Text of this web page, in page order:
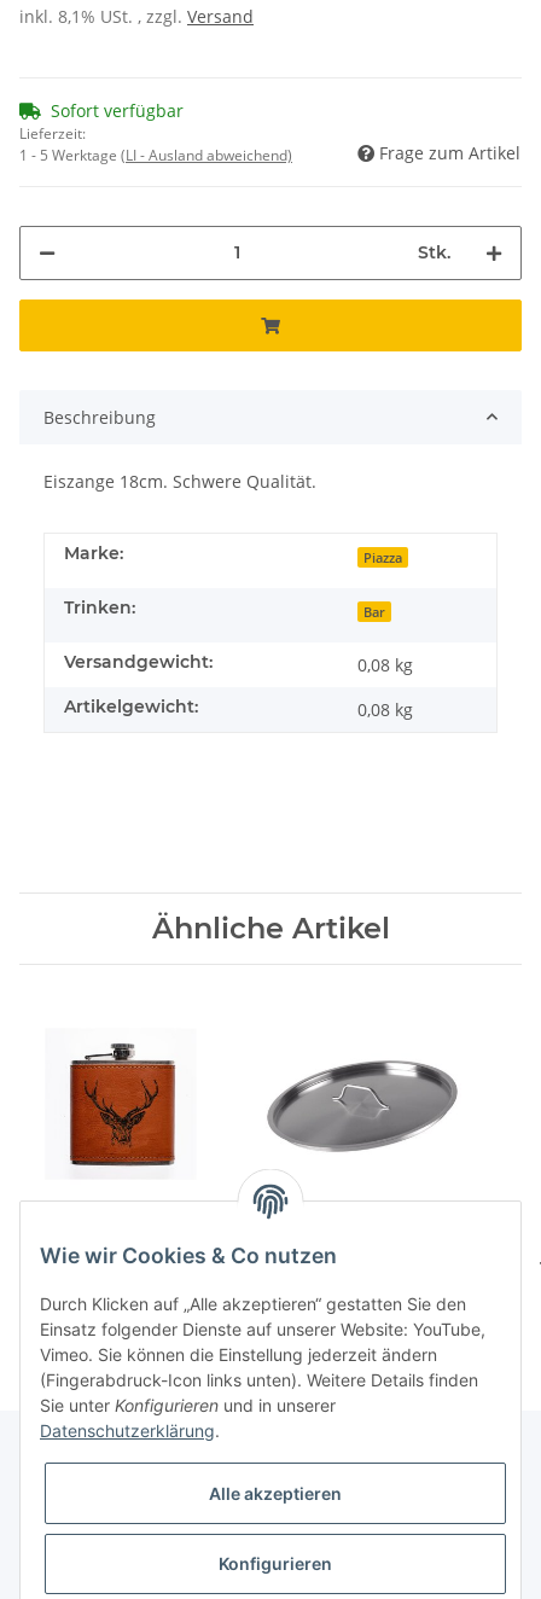
inkl. 8,1% USt. , zzgl. Versand
Sofort verfügbar
Lieferzeit:
1 - 5 Werktage (LI - Ausland abweichend) Frage zum Artikel
Stk.
Beschreibung
Eiszange 18cm. Schwere Qualität.
Marke: Piazza
Trinken: Bar
Versandgewicht: 0,08 kg
Artikelgewicht: 0,08 kg
Ähnliche Artikel
32,00 CHF*
Gesetzliche Informationen
Wie wir Cookies & Co nutzen
Durch Klicken auf „Alle akzeptieren“ gestatten Sie den
Einsatz folgender Dienste auf unserer Website: YouTube,
Vimeo. Sie können die Einstellung jederzeit ändern
(Fingerabdruck-Icon links unten). Weitere Details finden
Sie unter Konfigurieren und in unserer
Datenschutzerklärung.
Alle akzeptieren
Konfigurieren